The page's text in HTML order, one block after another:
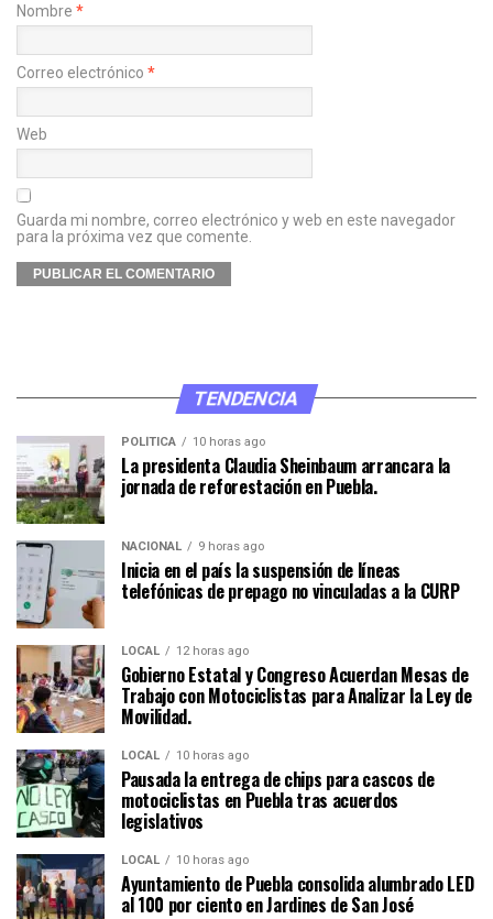
Nombre *
Correo electrónico *
Web
Guarda mi nombre, correo electrónico y web en este navegador
para la próxima vez que comente.
TENDENCIA
POLÍTICA 10 horas ago
La presidenta Claudia Sheinbaum arrancara la
jornada de reforestación en Puebla.
NACIONAL 9 horas ago
Inicia en el país la suspensión de líneas
telefónicas de prepago no vinculadas a la CURP
LOCAL 12 horas ago
Gobierno Estatal y Congreso Acuerdan Mesas de
Trabajo con Motociclistas para Analizar la Ley de
Movilidad.
LOCAL 10 horas ago
Pausada la entrega de chips para cascos de
motociclistas en Puebla tras acuerdos
legislativos
LOCAL 10 horas ago
Ayuntamiento de Puebla consolida alumbrado LED
al 100 por ciento en Jardines de San José